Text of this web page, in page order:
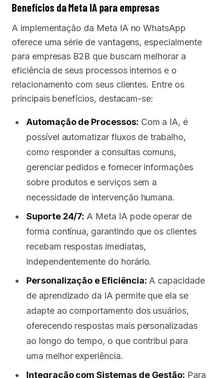
Benefícios da Meta IA para empresas
A implementação da Meta IA no WhatsApp
oferece uma série de vantagens, especialmente
para empresas B2B que buscam melhorar a
eficiência de seus processos internos e o
relacionamento com seus clientes. Entre os
principais benefícios, destacam-se:
Automação de Processos: Com a IA, é
possível automatizar fluxos de trabalho,
como responder a consultas comuns,
gerenciar pedidos e fornecer informações
sobre produtos e serviços sem a
necessidade de intervenção humana.
Suporte 24/7: A Meta IA pode operar de
forma contínua, garantindo que os clientes
recebam respostas imediatas,
independentemente do horário.
Personalização e Eficiência: A capacidade
de aprendizado da IA permite que ela se
adapte ao comportamento dos usuários,
oferecendo respostas mais personalizadas
ao longo do tempo, o que contribui para
uma melhor experiência.
Integração com Sistemas de Gestão: Para